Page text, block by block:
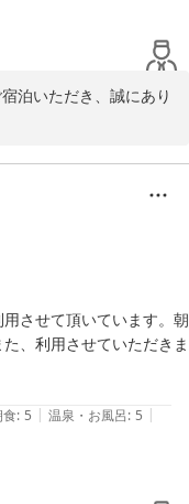
泊いただき、誠にあり
何よりでございます。
ただけるようにサービ
利用したい」というお
ッフ一同努めてまいり
しております。
いました。
させて頂いています。朝
、利用させていただきま
: 5 | 温泉・お風呂: 5 |